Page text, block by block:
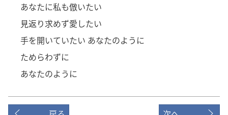
あなたに私も倣いたい
見返り求めず愛したい
手を開いていたい あなたのように
ためらわずに
あなたのように